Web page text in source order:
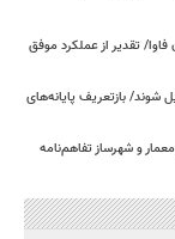
تقدیر از عملکرد موفق
بازتعریف پایانه‌های
و شهرساز تفاهم‌نامه